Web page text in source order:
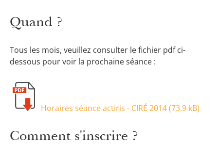
Quand ?
Tous les mois, veuillez consulter le fichier pdf ci-
dessous pour voir la prochaine séance :
Horaires séance actiris - CIRÉ 2014 (73.9 kB)
Comment s'inscrire ?